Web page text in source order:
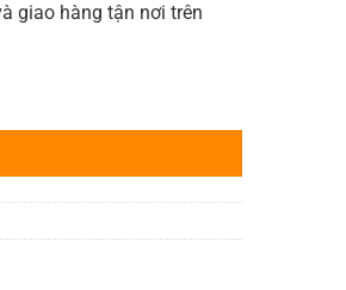
₫.
giao hàng tận nơi trên